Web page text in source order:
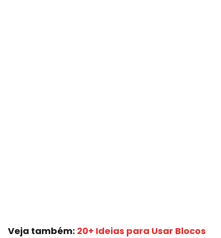
Veja também: 20+ Ideias para Usar Blocos